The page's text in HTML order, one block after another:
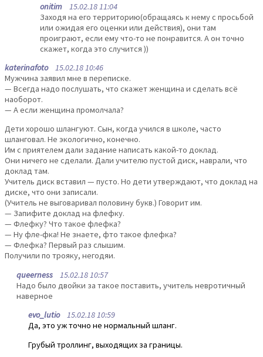
onitim 15.02.18 11:04
Заходя на его территорию(обращаясь к нему с просьбой
или ожидая его оценки или действия), они там
проиграют, если ему что-то не понравится. А он точно
скажет, когда это случится ))
katerinafoto15.02.18 10:46
Мужчина заявил мне в переписке.
— Всегда надо послушать, что скажет женщина и сделать всё
наоборот.
— А если женщина промолчала?
Дети хорошо шлангуют. Сын, когда учился в школе, часто
шланговал. Не экологично, конечно.
Им с приятелем дали задание написать какой-то доклад.
Они ничего не сделали. Дали учителю пустой диск, наврали, что
доклад там.
Учитель диск вставил — пусто. Но дети утверждают, что доклад на
диске, что они записали.
(Учитель не выговаривал половину букв.) Говорит им.
— Запифите доклад на флефку.
— Флефку? Что такое флефка?
— Ну фле-фка! Не знаете, фто такое флефка?
— Флефка? Первый раз слышим.
Получили по трояку, негодяи.
queerness 15.02.18 10:57
Надо было двойки за такое поставить, учитель невротичный
наверное
evo_lutio15.02.18 10:59
Да, это уж точно не нормальный шланг.
Грубый троллинг, выходящих за границы.